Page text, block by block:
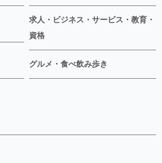
求人・ビジネス・サービス・教育・
資格
グルメ・食べ飲み歩き